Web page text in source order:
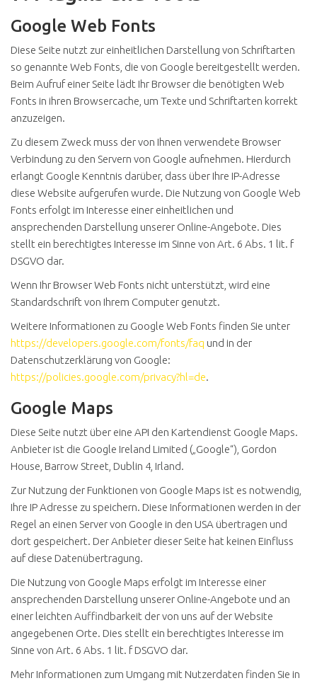
Google Web Fonts
Diese Seite nutzt zur einheitlichen Darstellung von Schriftarten
so genannte Web Fonts, die von Google bereitgestellt werden.
Beim Aufruf einer Seite lädt Ihr Browser die benötigten Web
Fonts in ihren Browsercache, um Texte und Schriftarten korrekt
anzuzeigen.
Zu diesem Zweck muss der von Ihnen verwendete Browser
Verbindung zu den Servern von Google aufnehmen. Hierdurch
erlangt Google Kenntnis darüber, dass über Ihre IP-Adresse
diese Website aufgerufen wurde. Die Nutzung von Google Web
Fonts erfolgt im Interesse einer einheitlichen und
ansprechenden Darstellung unserer Online-Angebote. Dies
stellt ein berechtigtes Interesse im Sinne von Art. 6 Abs. 1 lit. f
DSGVO dar.
Wenn Ihr Browser Web Fonts nicht unterstützt, wird eine
Standardschrift von Ihrem Computer genutzt.
Weitere Informationen zu Google Web Fonts finden Sie unter
https://developers.google.com/fonts/faq und in der
Datenschutzerklärung von Google:
https://policies.google.com/privacy?hl=de.
Google Maps
Diese Seite nutzt über eine API den Kartendienst Google Maps.
Anbieter ist die Google Ireland Limited („Google“), Gordon
House, Barrow Street, Dublin 4, Irland.
Zur Nutzung der Funktionen von Google Maps ist es notwendig,
Ihre IP Adresse zu speichern. Diese Informationen werden in der
Regel an einen Server von Google in den USA übertragen und
dort gespeichert. Der Anbieter dieser Seite hat keinen Einfluss
auf diese Datenübertragung.
Die Nutzung von Google Maps erfolgt im Interesse einer
ansprechenden Darstellung unserer Online-Angebote und an
einer leichten Auffindbarkeit der von uns auf der Website
angegebenen Orte. Dies stellt ein berechtigtes Interesse im
Sinne von Art. 6 Abs. 1 lit. f DSGVO dar.
Mehr Informationen zum Umgang mit Nutzerdaten finden Sie in